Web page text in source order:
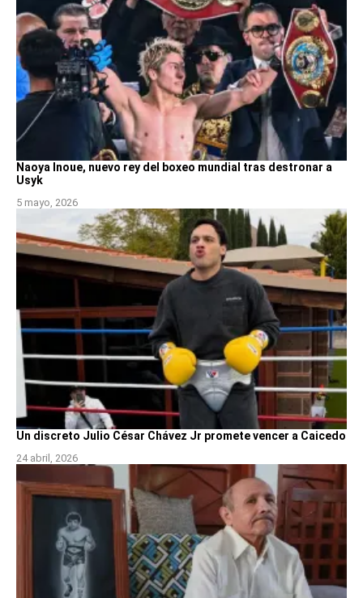
Naoya Inoue, nuevo rey del boxeo mundial tras destronar a
Usyk
5 mayo, 2026
Un discreto Julio César Chávez Jr promete vencer a Caicedo
24 abril, 2026